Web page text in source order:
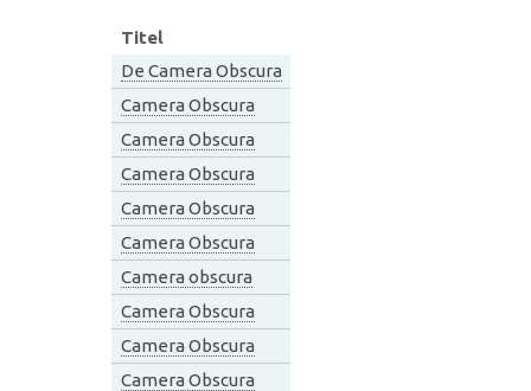
Titel
De Camera Obscura
Camera Obscura
Camera Obscura
Camera Obscura
Camera Obscura
Camera Obscura
Camera obscura
Camera Obscura
Camera Obscura
Camera Obscura